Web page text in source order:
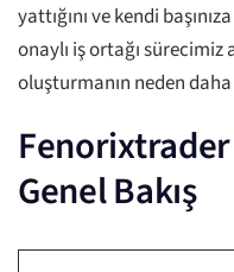
yattığını ve kendi
onaylı iş ortağı sürecimiz
oluşturmanın neden
Fenorixtrader
Genel Bakış